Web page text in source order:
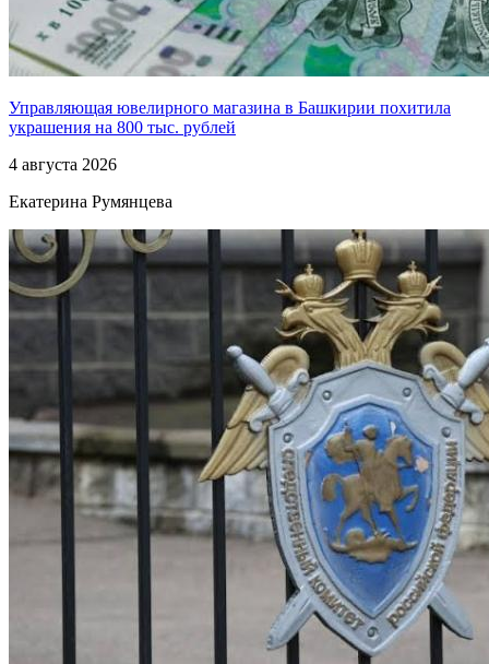
Управляющая ювелирного магазина в Башкирии похитила
украшения на 800 тыс. рублей
4 августа 2026
Екатерина Румянцева